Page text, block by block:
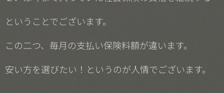
ということでございます。
この二つ、毎月の支払い保険料額が違います。
安い方を選びたい！というのが人情でございます。